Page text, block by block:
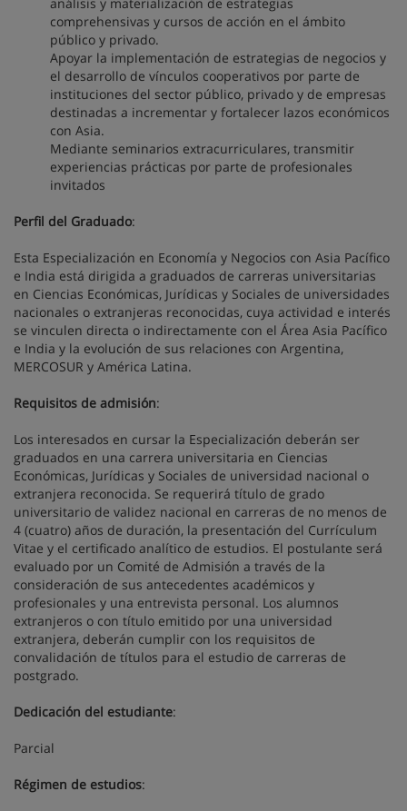
comprehensivas y cursos de acción en el ámbito
público y privado.
Apoyar la implementación de estrategias de negocios y
el desarrollo de vínculos cooperativos por parte de
instituciones del sector público, privado y de empresas
destinadas a incrementar y fortalecer lazos económicos
con Asia.
Mediante seminarios extracurriculares, transmitir
experiencias prácticas por parte de profesionales
invitados
Perfil del Graduado:
Esta Especialización en Economía y Negocios con Asia Pacífico
e India está dirigida a graduados de carreras universitarias
en Ciencias Económicas, Jurídicas y Sociales de universidades
nacionales o extranjeras reconocidas, cuya actividad e interés
se vinculen directa o indirectamente con el Área Asia Pacífico
e India y la evolución de sus relaciones con Argentina,
MERCOSUR y América Latina.
Requisitos de admisión:
Los interesados en cursar la Especialización deberán ser
graduados en una carrera universitaria en Ciencias
Económicas, Jurídicas y Sociales de universidad nacional o
extranjera reconocida. Se requerirá título de grado
universitario de validez nacional en carreras de no menos de
4 (cuatro) años de duración, la presentación del Currículum
Vitae y el certificado analítico de estudios. El postulante será
evaluado por un Comité de Admisión a través de la
consideración de sus antecedentes académicos y
profesionales y una entrevista personal. Los alumnos
extranjeros o con título emitido por una universidad
extranjera, deberán cumplir con los requisitos de
convalidación de títulos para el estudio de carreras de
postgrado.
Dedicación del estudiante:
Parcial
Régimen de estudios: